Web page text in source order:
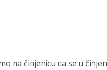
na činjenicu da se u